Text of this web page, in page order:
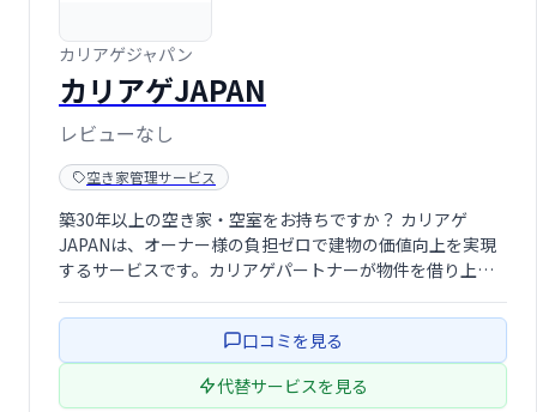
カリアゲジャパン
カリアゲJAPAN
レビューなし
空き家管理サービス
築30年以上の空き家・空室をお持ちですか？ カリアゲ
JAPANは、オーナー様の負担ゼロで建物の価値向上を実現
するサービスです。カリアゲパートナーが物件を借り上
ー様へ返却されます。全国対応で、空き家活用にご興味の
ある事業者様も歓迎いたします。まずは …
口コミを見る
代替サービスを見る